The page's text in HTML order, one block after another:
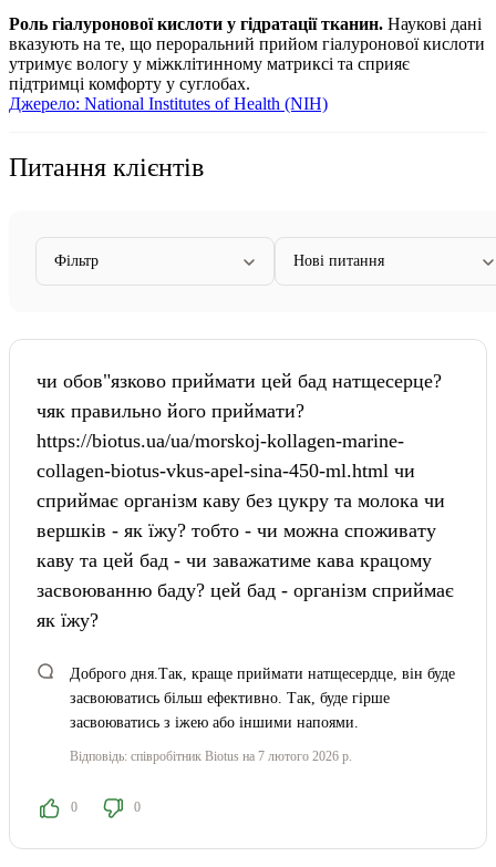
Роль гіалуронової кислоти у гідратації тканин. Наукові дані
вказують на те, що пероральний прийом гіалуронової кислоти
утримує вологу у міжклітинному матриксі та сприяє
підтримці комфорту у суглобах.
Джерело: National Institutes of Health (NIH)
Питання клієнтів
Фільтр Нові питання
чи обов"язково приймати цей бад натщесерце?
чяк правильно його приймати?
https://biotus.ua/ua/morskoj-kollagen-marine-
collagen-biotus-vkus-apel-sina-450-ml.html чи
сприймає організм каву без цукру та молока чи
вершків - як їжу? тобто - чи можна споживату
каву та цей бад - чи заважатиме кава крацому
засвоюванню баду? цей бад - організм сприймає
як їжу?
Доброго дня.Так, краще приймати натщесердце, він буде
засвоюватись більш ефективно. Так, буде гірше
засвоюватись з іжею або іншими напоями.
Відповідь: співробітник Biotus на 7 лютого 2026 р.
0 0